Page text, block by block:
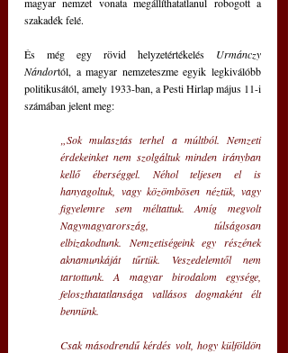
szakadék felé.
És még egy rövid helyzetértékelés Urmánczy
Nándortól, a magyar nemzeteszme egyik legkiválóbb
politikusától, amely 1933-ban, a Pesti Hirlap május 11-i
számában jelent meg:
„Sok mulasztás terhel a múltból. Nemzeti
érdekeinket nem szolgáltuk minden irányban
kellő éberséggel. Néhol teljesen el is
hanyagoltuk, vagy közömbösen néztük, vagy
figyelemre sem méltattuk. Amíg megvolt
Nagymagyarország, túlságosan
elbizakodtunk. Nemzetiségeink egy részének
aknamunkáját tűrtük. Veszedelemtől nem
tartottunk. A magyar birodalom egysége,
feloszthatatlansága vallásos dogmaként élt
bennünk.
Csak másodrendű kérdés volt, hogy külföldön